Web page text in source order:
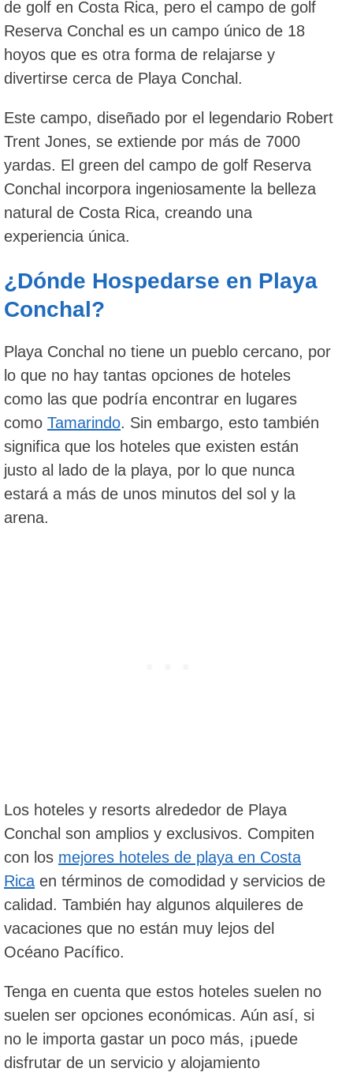
de golf en Costa Rica, pero el campo de golf
Reserva Conchal es un campo único de 18
hoyos que es otra forma de relajarse y
divertirse cerca de Playa Conchal.
Este campo, diseñado por el legendario Robert
Trent Jones, se extiende por más de 7000
yardas. El green del campo de golf Reserva
Conchal incorpora ingeniosamente la belleza
natural de Costa Rica, creando una
experiencia única.
¿Dónde Hospedarse en Playa
Conchal?
Playa Conchal no tiene un pueblo cercano, por
lo que no hay tantas opciones de hoteles
como las que podría encontrar en lugares
como Tamarindo. Sin embargo, esto también
significa que los hoteles que existen están
justo al lado de la playa, por lo que nunca
estará a más de unos minutos del sol y la
arena.
Los hoteles y resorts alrededor de Playa
Conchal son amplios y exclusivos. Compiten
con los mejores hoteles de playa en Costa
Rica en términos de comodidad y servicios de
calidad. También hay algunos alquileres de
vacaciones que no están muy lejos del
Océano Pacífico.
Tenga en cuenta que estos hoteles suelen no
suelen ser opciones económicas. Aún así, si
no le importa gastar un poco más, ¡puede
disfrutar de un servicio y alojamiento